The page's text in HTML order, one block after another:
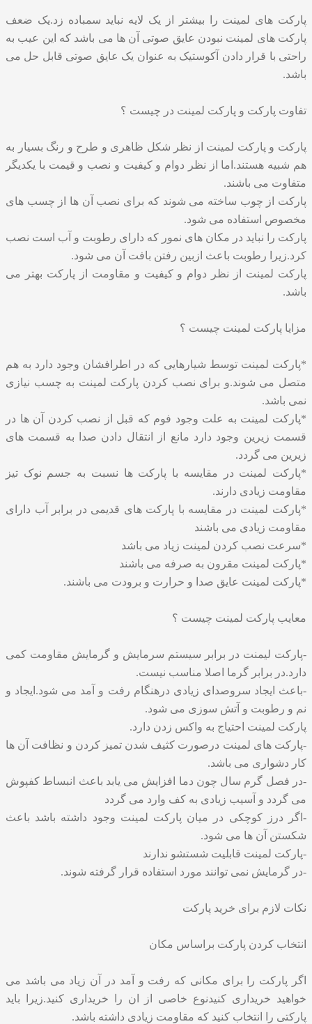
پارکت های لمینت را بیشتر از یک لایه نباید سمباده زد.یک ضعف
پارکت های لمینت نبودن عایق صوتی آن ها می باشد که این عیب به
راحتی با قرار دادن آکوستیک به عنوان یک عایق صوتی قابل حل می
باشد.
تفاوت پارکت و پارکت لمینت در چیست ؟
پارکت و پارکت لمینت از نظر شکل ظاهری و طرح و رنگ بسیار به
هم شبیه هستند.اما از نظر دوام و کیفیت و نصب و قیمت با یکدیگر
متفاوت می باشند.
پارکت از چوب ساخته می شوند که برای نصب آن ها از چسب های
مخصوص استفاده می شود.
پارکت را نباید در مکان های نمور که دارای رطوبت و آب است نصب
کرد.زیرا رطوبت باعث ازبین رفتن بافت آن می شود.
پارکت لمینت از نظر دوام و کیفیت و مقاومت از پارکت بهتر می
باشد.
مزایا پارکت لمینت چیست ؟
*پارکت لمینت توسط شیارهایی که در اطرافشان وجود دارد به هم
متصل می شوند.و برای نصب کردن پارکت لمینت به چسب نیازی
نمی باشد.
*پارکت لمینت به علت وجود فوم که قبل از نصب کردن آن ها در
قسمت زیرین وجود دارد مانع از انتقال دادن صدا به قسمت های
زیرین می گردد.
*پارکت لمینت در مقایسه با پارکت ها نسبت به جسم نوک تیز
مقاومت زیادی دارند.
*پارکت لمینت در مقایسه با پارکت های قدیمی در برابر آب دارای
مقاومت زیادی می باشند
*سرعت نصب کردن لمینت زیاد می باشد
*پارکت لمینت مقرون به صرفه می باشند
*پارکت لمینت عایق صدا و حرارت و برودت می باشند.
معایب پارکت لمینت چیست ؟
-پارکت لیمنت در برابر سیستم سرمایش و گرمایش مقاومت کمی
دارد.در برابر گرما اصلا مناسب نیست.
-باعث ایجاد سروصدای زیادی درهنگام رفت و آمد می شود.ایجاد و
نم و رطوبت و آتش سوزی می شود.
پارکت لمینت احتیاج به واکس زدن دارد.
-پارکت های لمینت درصورت کثیف شدن تمیز کردن و نظافت آن ها
کار دشواری می باشد.
-در فصل گرم سال چون دما افزایش می یابد باعث انبساط کفپوش
می گردد و آسیب زیادی به کف وارد می گردد
-اگر درز کوچکی در میان پارکت لمینت وجود داشته باشد باعث
شکستن آن ها می شود.
-پارکت لمینت قابلیت شستشو ندارند
-در گرمایش نمی توانند مورد استفاده قرار گرفته شوند.
نکات لازم برای خرید پارکت
انتخاب کردن پارکت براساس مکان
اگر پارکت را برای مکانی که رفت و آمد در آن زیاد می باشد می
خواهید خریداری کنیدنوع خاصی از ان را خریداری کنید.زیرا باید
پارکتی را انتخاب کنید که مقاومت زیادی داشته باشد.